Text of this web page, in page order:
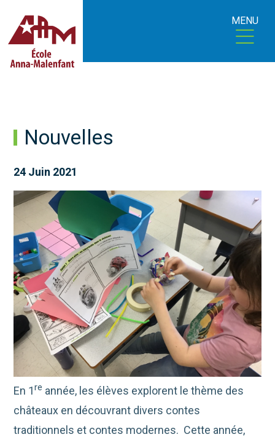
MENU
Nouvelles
24 Juin 2021
En 1re année, les élèves explorent le thème des
châteaux en découvrant divers contes
traditionnels et contes modernes. Cette année,